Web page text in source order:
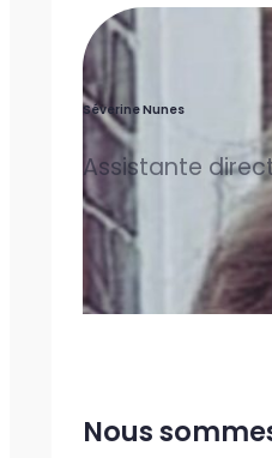
Séverine Nunes
Assistante
Nous